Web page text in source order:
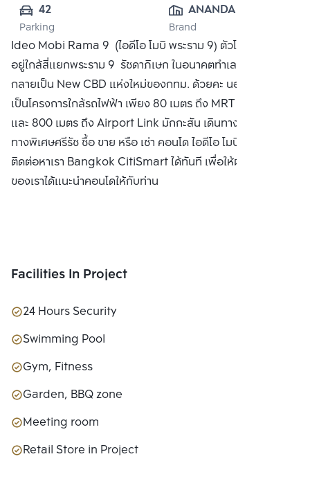
42
Parking
ANANDA
DEVELOPMENT
PUBLIC CO.,
LTD.
Brand
Ideo Mobi Rama 9 (ไอดีโอ โมบิ พระราม 9) ตัวโครงการตั้ง
อยู่ใกล้สี่แยกพระราม 9  รัชดาภิเษก ในอนาคตทำเลบริเวณนี้ จะ
กลายเป็น New CBD แห่งใหม่ของกทม. ด้วยคะ นอกจากนั้นยัง
เป็นโครงการใกล้รถไฟฟ้า เพียง 80 เมตร ถึง MRT พระราม 9
และ 800 เมตร ถึง Airport Link มักกะสัน เดินทางสะดวก ใกล้
ทางพิเศษศรีรัช ซื้อ ขาย หรือ เช่า คอนโด ไอดีโอ โมบิ พระราม 9
ติดต่อหาเรา Bangkok CitiSmart ได้ทันที เพื่อให้ผู้เชี่ยวชาญ
ของเราได้แนะนำคอนโดให้กับท่าน
Facilities In Project
24 Hours Security
Swimming Pool
Gym, Fitness
Garden, BBQ zone
Meeting room
Retail Store in Project